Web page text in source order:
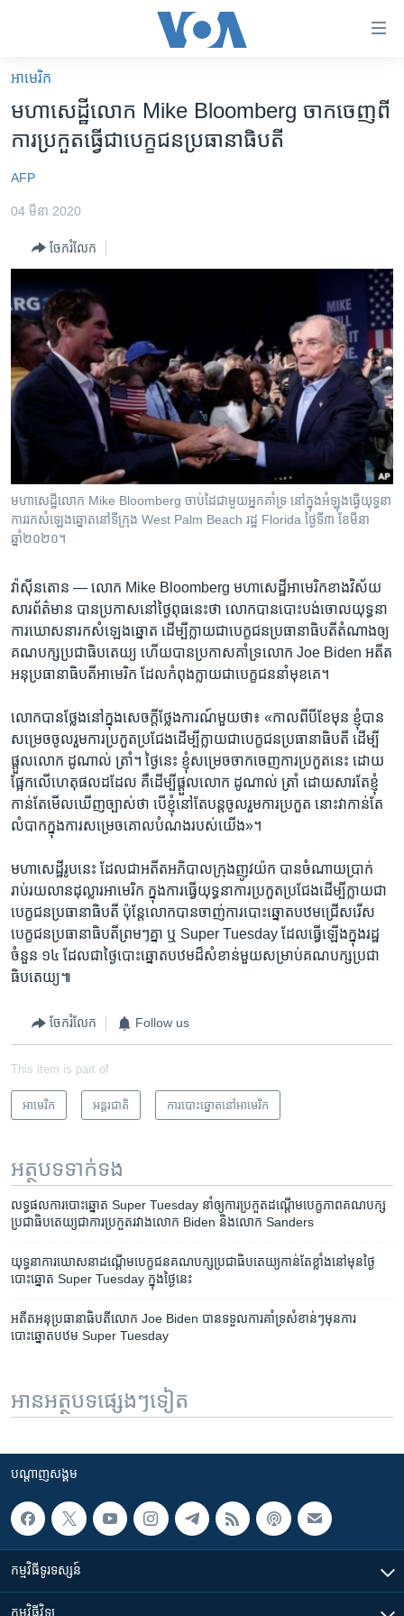
គេហទំព័រ​
ទាក់ទង
និង​
ទំព័រ​
រំលង​
និង​
ទៅ​
ទំព័រ​
សម្ព័ន្ធ​
រំលង​
ទៅ​
កាន់​
ស្វែង​
កម្ពុជាច្នៃប្រតិដ្ឋ
ព្រឹត្តិការណ៍ព័ត៌មាន
ទូរទស្សន៍ / វីដេអូ​
វិទ្យុ / ផតខាសថ៍
កម្មវិធីទាំងអស់
Khmer English
បណ្តាញ​សង្គម
អាមេរិក​
មហា​សេដ្ឋី​លោក Mike Bloomberg ​ចាក​ចេញ​ពី​
ការ​ប្រកួត​ធ្វើ​ជា​បេក្ខជន​ប្រធានាធិបតី
AFP
04 មីនា 2020
ចែករំលែក
មហាសេដ្ឋីលោក Mike Bloomberg ចាប់ដៃជាមួយអ្នកគាំទ្រ នៅក្នុងអំឡុងធ្វើយុទ្ធនា
ការរកសំឡេងឆ្នោតនៅទីក្រុង West Palm Beach រដ្ឋ Florida ថ្ងៃទី៣ ខែមីនា
ឆ្នាំ២០២០។
វ៉ាស៊ីនតោន — លោក Mike Bloomberg មហាសេដ្ឋី​អាមេរិក​ខាង​វិស័យ​
សារព័ត៌មាន បាន​ប្រកាស​នៅ​ថ្ងៃ​ពុធ​នេះ​ថា លោក​បាន​បោះបង់​ចោល​យុទ្ធនា
ការ​ឃោសនា​រក​សំឡេង​ឆ្នោត ដើម្បី​ក្លាយ​ជា​បេក្ខជន​ប្រធានាធិបតី​តំណាង​ឲ្យ​
គណបក្ស​ប្រជាធិបតេយ្យ ហើយ​បាន​ប្រកាស​គាំទ្រ​លោក Joe Biden អតីត​
អនុ​ប្រធានាធិបតី​អាមេរិក ដែល​កំពុង​ក្លាយ​ជា​បេក្ខជន​នាំ​មុខ​គេ។
លោក​បាន​ថ្លែង​នៅ​ក្នុង​សេចក្តី​ថ្លែងការណ៍​មួយ​ថា៖ «កាលពី​បី​ខែ​មុន ខ្ញុំ​បាន​
សម្រេច​ចូលរួម​ការ​ប្រកួត​ប្រជែង​ដើម្បី​ក្លាយជា​បេក្ខជន​ប្រធានាធិបតី ដើម្បី​
ផ្តួល​លោក ដូណាល់ ត្រាំ។ ថ្ងៃនេះ ខ្ញុំ​សម្រេច​ចាកចេញ​ការ​ប្រកួត​នេះ ដោយ​
ផ្អែក​លើ​ហេតុ​ផល​ដដែល គឺ​ដើម្បី​ផ្តួល​លោក ដូណាល់ ត្រាំ ដោយ​សារតែ​ខ្ញុំ​
កាន់តែ​មើល​ឃើញ​ច្បាស់​ថា បើ​ខ្ញុំ​នៅ​តែ​បន្ត​ចូលរួម​ការ​ប្រកួត នោះ​វា​កាន់តែ​
លំបាក​ក្នុង​ការ​សម្រេច​គោល​បំណង​របស់​យើង‍»។
មហាសេដ្ឋី​រូប​នេះ ដែល​ជា​អតីត​អភិបាល​ក្រុង​ញូវយ៉ក បាន​ចំណាយ​ប្រាក់​
រាប់រយ​លាន​ដុល្លារ​អាមេរិក ក្នុង​ការ​ធ្វើ​យុទ្ធនាការ​ប្រកួត​ប្រជែង​ដើម្បី​ក្លាយ​ជា​
បេក្ខជន​ប្រធានាធិបតី ប៉ុន្តែ​លោក​បាន​ចាញ់​ការ​បោះឆ្នោត​បឋម​ជ្រើសរើស​
បេក្ខជន​ប្រធានាធិបតី​ព្រមៗគ្នា ឬ Super Tuesday ដែល​ធ្វើ​ឡើង​ក្នុង​រដ្ឋ​
ចំនួន ១៤ ដែល​ជា​ថ្ងៃ​បោះឆ្នោត​បឋម​ដ៏​សំខាន់​មួយ​សម្រាប់​គណបក្ស​ប្រជា
ធិបតេយ្យ៕
ចែករំលែក Follow us
This item is part of
អាមេរិក​ អន្តរជាតិ ការបោះឆ្នោតនៅអាមេរិក
អត្ថបទ​ទាក់ទង
លទ្ធផល​ការ​បោះឆ្នោត​ Super Tuesday នាំ​ឲ្យ​ការ​ប្រកួត​ដណ្តើម​បេក្ខភាពគណបក្ស​
ប្រជាធិបតេយ្យ​ជា​ការ​ប្រកួត​រវាង​លោក Biden និង​លោក Sanders
យុទ្ធនាការ​ឃោសនា​ដណ្តើម​បេក្ខជន​គណបក្ស​ប្រជាធិបតេយ្យ​កាន់​តែ​ខ្លាំង​នៅ​មុន​ថ្ងៃ​
បោះឆ្នោត Super Tuesday ក្នុង​ថ្ងៃ​នេះ
អតីត​អនុ​ប្រធានា​ធិបតី​លោក Joe Biden បាន​ទទួល​ការគាំទ្រ​សំខាន់ៗ​មុនការ​
បោះឆ្នោតបឋម​ Super Tuesday
អានអត្ថបទផ្សេងៗទៀត
បណ្តាញ​សង្គម
កម្មវិធី​ទូរទស្សន៍
កម្មវិធី​វិទ្យុ